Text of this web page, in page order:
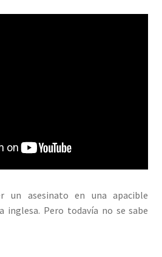
un asesinato en una apacible
inglesa. Pero todavía no se sabe